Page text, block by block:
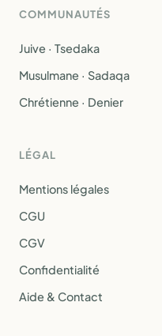
COMMUNAUTÉS
Juive · Tsedaka
Musulmane · Sadaqa
Chrétienne · Denier
LÉGAL
Mentions légales
CGU
CGV
Confidentialité
Aide & Contact